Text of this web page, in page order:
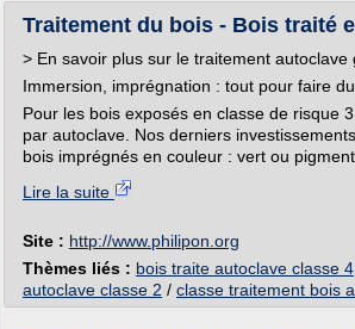
Traitement du bois - Bois traité
> En savoir plus sur le traitement autoclave
Immersion, imprégnation : tout pour faire
Pour les bois exposés en classe de risque
par autoclave. Nos derniers
bois imprégnés en couleur : vert ou
Lire la suite
Site : http://www.philipon.org
Thèmes liés : bois traite autoclave classe 4
autoclave classe 2 / classe traitement bois